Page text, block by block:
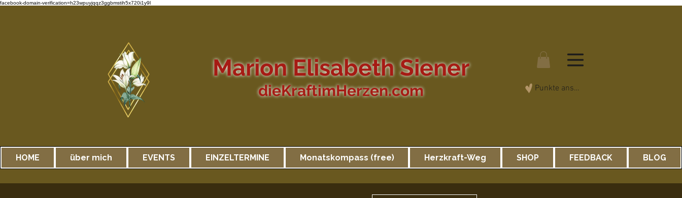
facebook-domain-verification=h23wpuyjqqz3ggbmstih5x720i1y9l
Marion Elisabeth Siener
dieKraftimHerzen.com Punkte ansehen
HOME über mich EVENTS EINZELTERMINE Monatskompass (free) Herzkraft-Weg SHOP FEEDBACK BLOG